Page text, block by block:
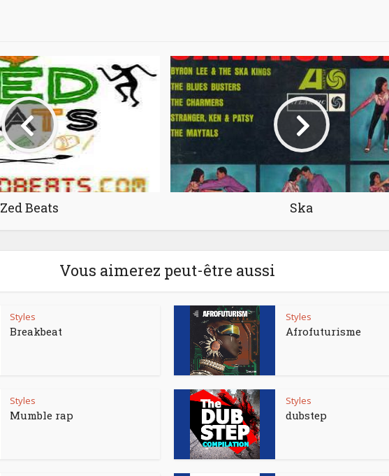
Zed Beats Ska
Vous aimerez peut-être aussi
Styles
Breakbeat
Styles
Afrofuturisme
Styles
Mumble rap
Styles
dubstep